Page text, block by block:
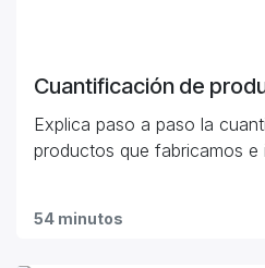
Cuantificación de
Explica paso a paso la
productos que fabricamos e
54 minutos